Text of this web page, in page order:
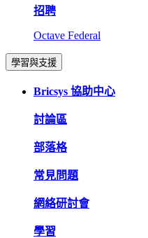
招聘
Octave Federal
學習與支援
Bricsys 協助中心
討論區
部落格
常見問題
網絡研討會
學習